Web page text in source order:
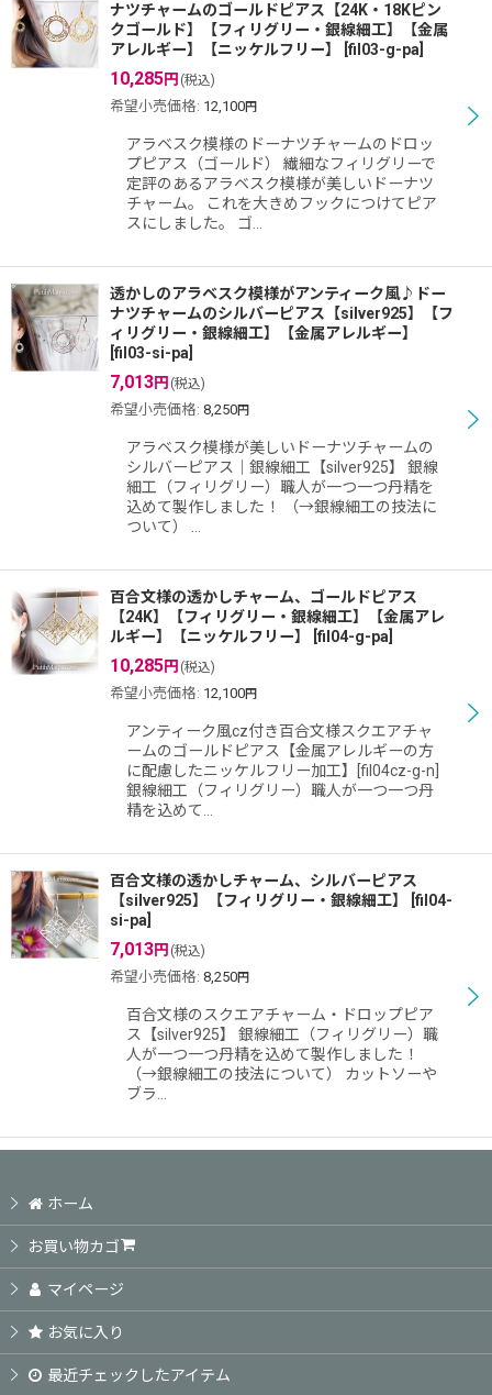
ナツチャームのゴールドピアス【24K・18Kピン
クゴールド】【フィリグリー・銀線細工】【金属
アレルギー】【ニッケルフリー】
fil03-g-pa
10,285円 (税込)
希望小売価格: 12,100円
アラベスク模様のドーナツチャームのドロッ
プピアス（ゴールド） 繊細なフィリグリーで
定評のあるアラベスク模様が美しいドーナツ
チャーム。 これを大きめフックにつけてピア
スにしました。 ゴ…
透かしのアラベスク模様がアンティーク風♪ドー
ナツチャームのシルバーピアス【silver925】【フ
ィリグリー・銀線細工】【金属アレルギー】
fil03-si-pa
7,013円 (税込)
希望小売価格: 8,250円
アラベスク模様が美しいドーナツチャームの
シルバーピアス｜銀線細工【silver925】 銀線
細工（フィリグリー）職人が一つ一つ丹精を
込めて製作しました！ （→銀線細工の技法に
ついて） …
百合文様の透かしチャーム、ゴールドピアス
【24K】【フィリグリー・銀線細工】【金属アレ
ルギー】【ニッケルフリー】
fil04-g-pa
10,285円 (税込)
希望小売価格: 12,100円
アンティーク風cz付き百合文様スクエアチャ
ームのゴールドピアス【金属アレルギーの方
に配慮したニッケルフリー加工】[fil04cz-g-n]
銀線細工（フィリグリー）職人が一つ一つ丹
精を込めて…
百合文様の透かしチャーム、シルバーピアス
【silver925】【フィリグリー・銀線細工】
fil04-
si-pa
7,013円 (税込)
希望小売価格: 8,250円
百合文様のスクエアチャーム・ドロップピア
ス【silver925】 銀線細工（フィリグリー）職
人が一つ一つ丹精を込めて製作しました！
（→銀線細工の技法について） カットソーや
ブラ…
ホーム
お買い物カゴ
マイページ
お気に入り
最近チェックしたアイテム